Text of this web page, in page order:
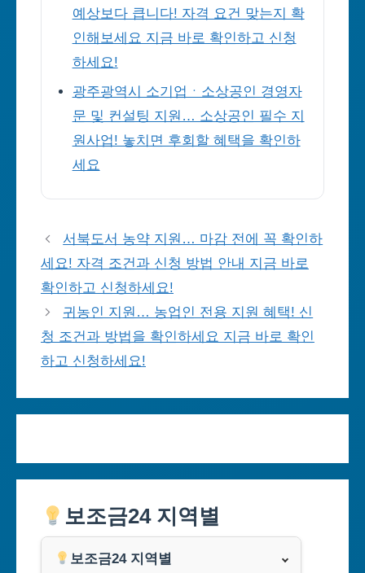
예상보다 큽니다! 자격 요건 맞는지 확
인해보세요 지금 바로 확인하고 신청
하세요!
광주광역시 소기업ㆍ소상공인 경영자
문 및 컨설팅 지원… 소상공인 필수 지
원사업! 놓치면 후회할 혜택을 확인하
세요
서북도서 농약 지원… 마감 전에 꼭 확인하
세요! 자격 조건과 신청 방법 안내 지금 바로
확인하고 신청하세요!
귀농인 지원… 농업인 전용 지원 혜택! 신
청 조건과 방법을 확인하세요 지금 바로 확인
하고 신청하세요!
보조금24 지역별
보조금24 지역별